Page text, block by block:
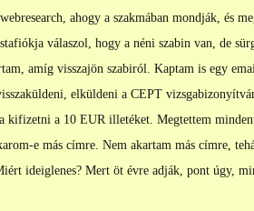
ahogy a szakmában mondják, és
válaszol, hogy a néni szabin van, de
amíg visszajön szabiról. Kaptam is egy
elküldeni a CEPT
kifizetni a 10 EUR illetéket. Megtettem
e más címre. Nem akartam más címre,
ideiglenes? Mert öt évre adják, pont úgy,